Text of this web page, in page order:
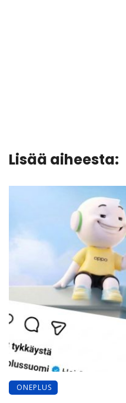
Lisää aiheesta:
ONEPLUS